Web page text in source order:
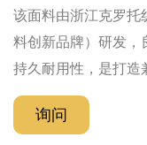
该面料由浙江克罗托
料创新品牌）研发，
持久耐用性，是打造
询问